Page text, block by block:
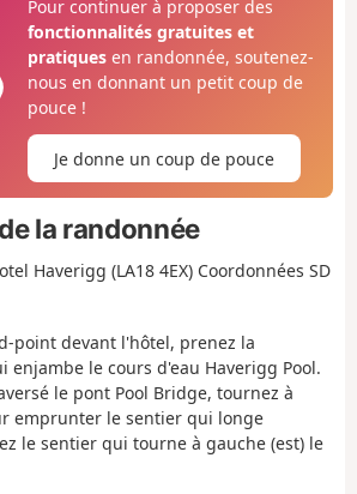
Pour continuer à proposer des
fonctionnalités gratuites et
pratiquesen randonnée, soutenez-
nous en donnant un petit coup de
pouce !
Je donne un coup de pouce
la randonnée
Haverigg (LA18 4EX) Coordonnées SD
point devant l'hôtel, prenez la
enjambe le cours d'eau Haverigg Pool.
le pont Pool Bridge, tournez à
emprunter le sentier qui longe
le sentier qui tourne à gauche (est) le